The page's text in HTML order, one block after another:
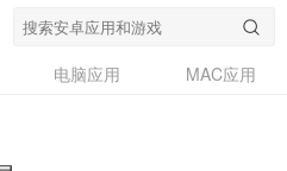
电脑应用
MAC应用